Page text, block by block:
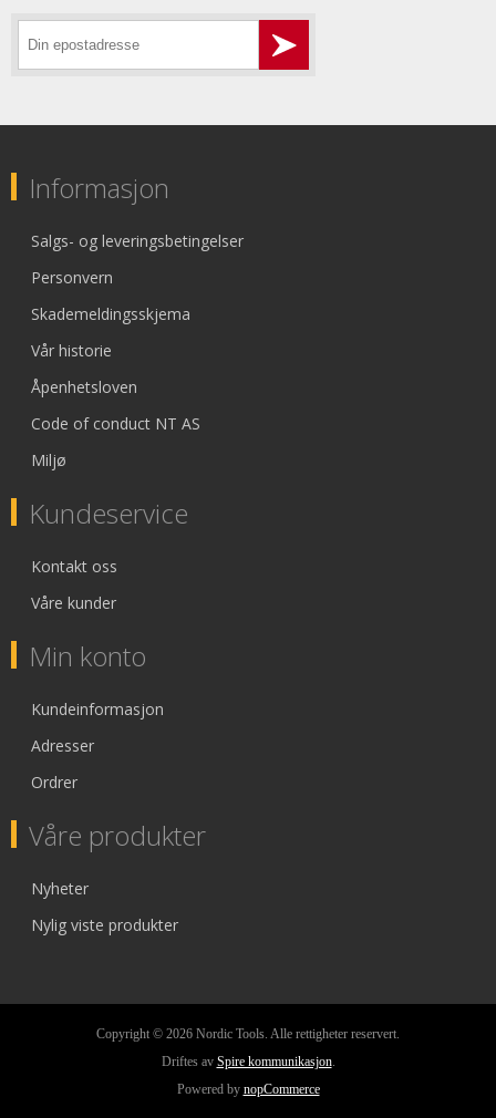
Informasjon
Salgs- og leveringsbetingelser
Personvern
Skademeldingsskjema
Vår historie
Åpenhetsloven
Code of conduct NT AS
Miljø
Kundeservice
Kontakt oss
Våre kunder
Min konto
Kundeinformasjon
Adresser
Ordrer
Våre produkter
Nyheter
Nylig viste produkter
Copyright © 2026 Nordic Tools. Alle rettigheter reservert.
Driftes av Spire kommunikasjon.
Powered by nopCommerce